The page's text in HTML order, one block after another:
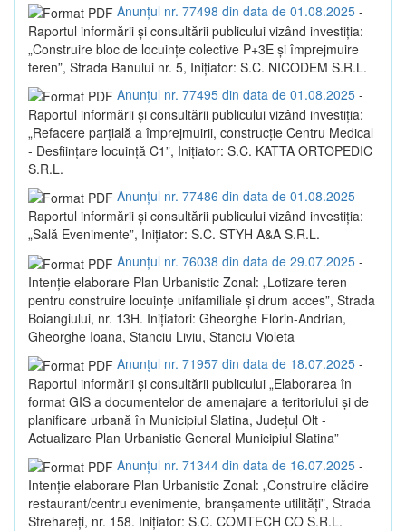
Anunțul nr. 77498 din data de 01.08.2025 -
Raportul informării și consultării publicului vizând investiția:
„Construire bloc de locuințe colective P+3E și împrejmuire
teren”, Strada Banului nr. 5, Inițiator: S.C. NICODEM S.R.L.
Anunțul nr. 77495 din data de 01.08.2025 -
Raportul informării și consultării publicului vizând investiția:
„Refacere parțială a împrejmuirii, construcție Centru Medical
- Desființare locuință C1”, Inițiator: S.C. KATTA ORTOPEDIC
S.R.L.
Anunțul nr. 77486 din data de 01.08.2025 -
Raportul informării și consultării publicului vizând investiția:
„Sală Evenimente”, Inițiator: S.C. STYH A&A S.R.L.
Anunțul nr. 76038 din data de 29.07.2025 -
Intenție elaborare Plan Urbanistic Zonal: „Lotizare teren
pentru construire locuințe unifamiliale și drum acces”, Strada
Boiangiului, nr. 13H. Inițiatori: Gheorghe Florin-Andrian,
Gheorghe Ioana, Stanciu Liviu, Stanciu Violeta
Anunțul nr. 71957 din data de 18.07.2025 -
Raportul informării și consultării publicului „Elaborarea în
format GIS a documentelor de amenajare a teritoriului și de
planificare urbană în Municipiul Slatina, Județul Olt -
Actualizare Plan Urbanistic General Municipiul Slatina”
Anunțul nr. 71344 din data de 16.07.2025 -
Intenție elaborare Plan Urbanistic Zonal: „Construire clădire
restaurant/centru evenimente, branșamente utilități”, Strada
Strehareți, nr. 158. Inițiator: S.C. COMTECH CO S.R.L.